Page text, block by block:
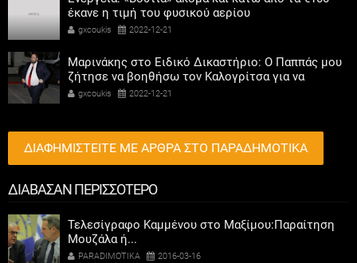
έκανε η τιμή του φυσικού αερίου
gxcoukis 2022-12-21
Μαρινάκης στο Ειδικό Δικαστήριο: Ο Παππάς μου
ζήτησε να βοηθήσω τον Καλογρίτσα για να
αποκτήσει σταθμό ο ΣΥΡΙΖΑ
gxcoukis 2022-12-21
ΔΙΑΦΗΜΙΣΤΕΙΤΕ ΜΕ ΑΡΘΡΑ ΣΤΟ ΠΑΡΑΔΗΜΟΤΙΚΑ
ΔΙΑΒΑΣΑΝ ΠΕΡΙΣΣΟΤΕΡΟ
Τελεσίγραφο Καμμένου στο Μαξίμου:Παραίτηση
Μουζάλα ή...
PARADIMOTIKA 2016-03-16